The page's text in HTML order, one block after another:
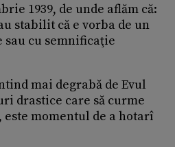
1939, de unde aflăm că:
stabilit că e vorba de un
cu semnificaţie
mai degrabă de Evul
drastice care să curme
este momentul de a hotarî